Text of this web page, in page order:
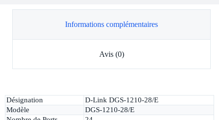
Informations complémentaires
Avis (0)
Désignation
D-Link DGS-1210-28/E
Modèle
DGS-1210-28/E